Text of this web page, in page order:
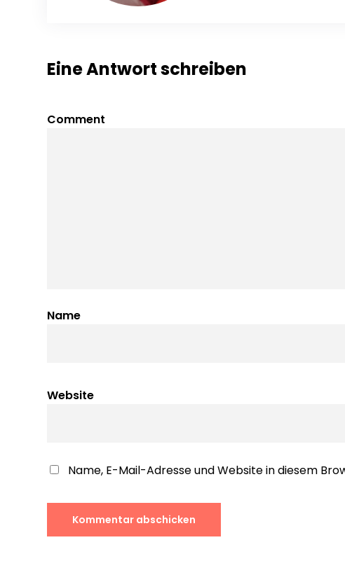
Eine Antwort schreiben
Comment
Name
Website
Name, E-Mail-Adresse und Website in diesem